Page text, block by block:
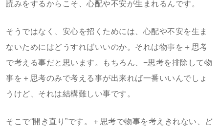
読みをするからこそ、心配や不安が生まれるんです。
そうではなく、安心を招くためには、心配や不安を生ま
ないためにはどうすればいいのか。それは物事を＋思考
で考える事だと思います。もちろん、−思考を排除して物
事を＋思考のみで考える事が出来れば一番いいんでしょ
うけど、それは結構難しい事です。
そこで“開き直り”です。＋思考で物事を考えきれない、ど